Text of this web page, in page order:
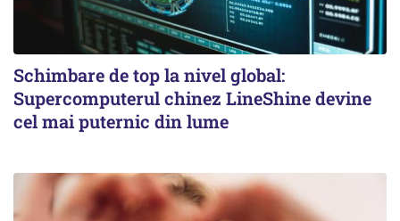
Schimbare de top la nivel global:
Supercomputerul chinez LineShine devine
cel mai puternic din lume